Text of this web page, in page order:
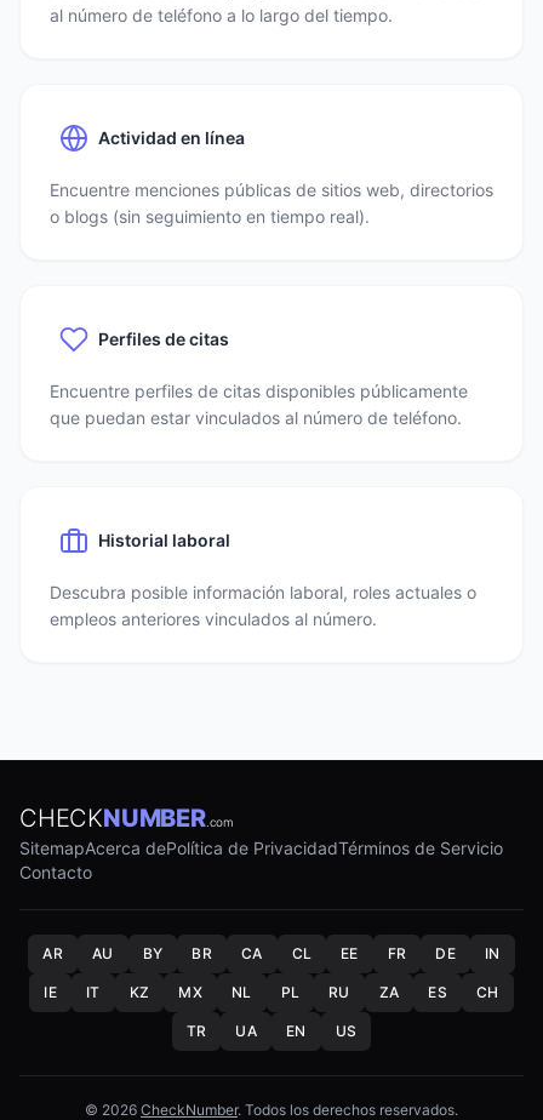
al número de teléfono a lo largo del tiempo.
Actividad en línea
Encuentre menciones públicas de sitios web, directorios
o blogs (sin seguimiento en tiempo real).
Perfiles de citas
Encuentre perfiles de citas disponibles públicamente
que puedan estar vinculados al número de teléfono.
Historial laboral
Descubra posible información laboral, roles actuales o
empleos anteriores vinculados al número.
CHECKNUMBER.com
SitemapAcerca dePolítica de PrivacidadTérminos de Servicio
Contacto
AR AU BY BR CA CL EE FR DE IN
IE IT KZ MX NL PL RU ZA ES CH
TR UA EN US
© 2026 CheckNumber. Todos los derechos reservados.